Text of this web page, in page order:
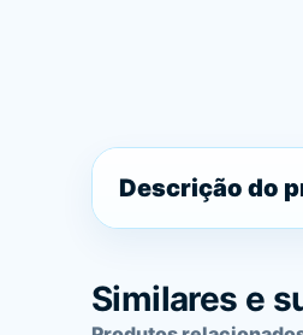
Descrição do
Similares e